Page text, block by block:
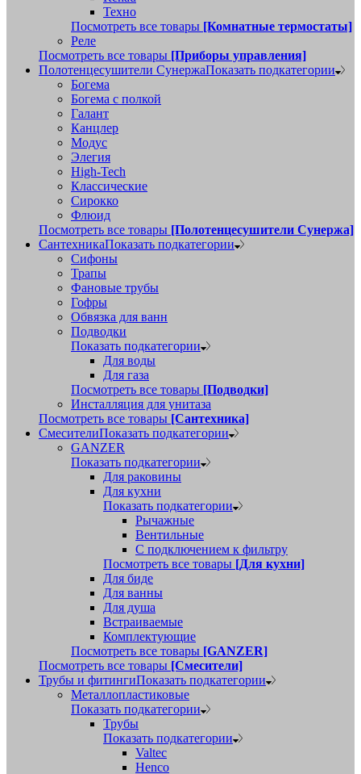
Техно
Посмотреть все товары [Комнатные термостаты]
Реле
Посмотреть все товары [Приборы управления]
Полотенцесушители СунержаПоказать подкатегории
Богема
Богема с полкой
Галант
Канцлер
Модус
Элегия
High-Tech
Классические
Сирокко
Флюид
Посмотреть все товары [Полотенцесушители Сунержа]
СантехникаПоказать подкатегории
Сифоны
Трапы
Фановые трубы
Гофры
Обвязка для ванн
Подводки
Показать подкатегории
Для воды
Для газа
Посмотреть все товары [Подводки]
Инсталляция для унитаза
Посмотреть все товары [Сантехника]
СмесителиПоказать подкатегории
GANZER
Показать подкатегории
Для раковины
Для кухни
Показать подкатегории
Рычажные
Вентильные
С подключением к фильтру
Посмотреть все товары [Для кухни]
Для биде
Для ванны
Для душа
Встраиваемые
Комплектующие
Посмотреть все товары [GANZER]
Посмотреть все товары [Смесители]
Трубы и фитингиПоказать подкатегории
Металлопластиковые
Показать подкатегории
Трубы
Показать подкатегории
Valtec
Henco